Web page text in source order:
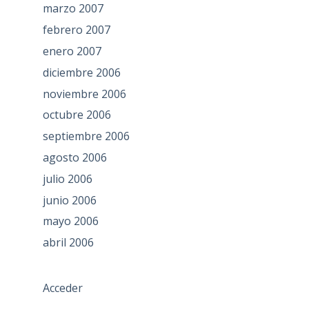
marzo 2007
febrero 2007
enero 2007
diciembre 2006
noviembre 2006
octubre 2006
septiembre 2006
agosto 2006
julio 2006
junio 2006
mayo 2006
abril 2006
Acceder